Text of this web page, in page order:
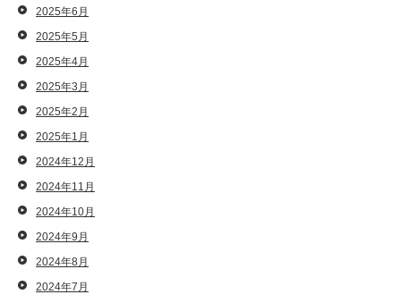
2025年6月
2025年5月
2025年4月
2025年3月
2025年2月
2025年1月
2024年12月
2024年11月
2024年10月
2024年9月
2024年8月
2024年7月